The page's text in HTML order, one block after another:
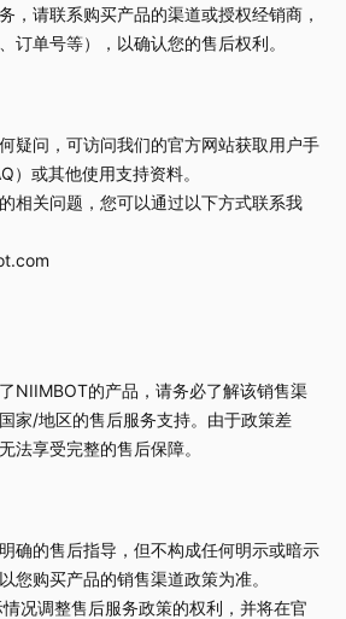
，请联系购买产品的渠道或授权经销商，
订单号等），以确认您的售后权利。
疑问，可访问我们的官方网站获取用户手
）或其他使用支持资料。
相关问题，您可以通过以下方式联系我
NIIMBOT的产品，请务必了解该销售渠
家/地区的售后服务支持。由于政策差
法享受完整的售后保障。
确的售后指导，但不构成任何明示或暗示
您购买产品的销售渠道政策为准。
况调整售后服务政策的权利，并将在官